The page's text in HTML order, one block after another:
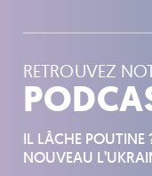
RETROUVEZ
IL LÂCHE
NOUVEAU